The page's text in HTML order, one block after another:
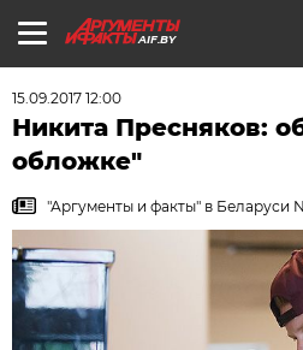
AIF.BY
15.09.2017 12:00
Никита Пресняков:
обложке"
"Аргументы и факты" в Беларуси